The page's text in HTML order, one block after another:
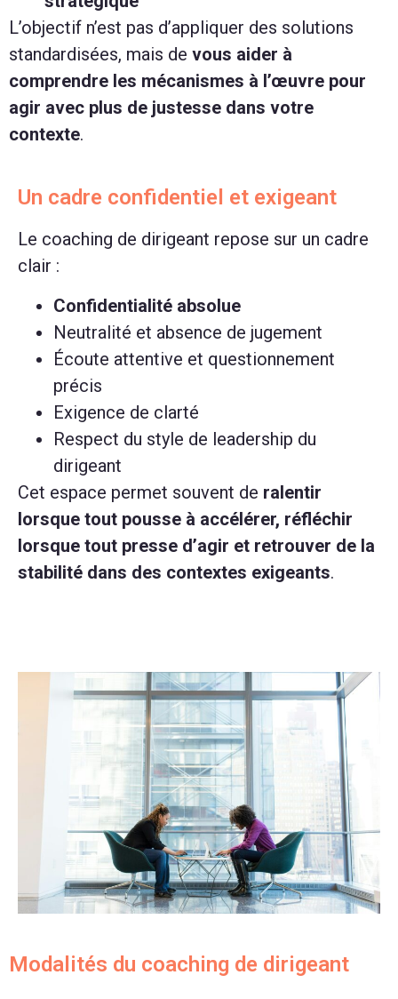
L’objectif n’est pas d’appliquer des solutions
standardisées, mais de vous aider à
comprendre les mécanismes à l’œuvre pour
agir avec plus de justesse dans votre
contexte.
Un cadre confidentiel et exigeant
Le coaching de dirigeant repose sur un cadre
clair :
Confidentialité absolue
Neutralité et absence de jugement
Écoute attentive et questionnement
précis
Exigence de clarté
Respect du style de leadership du
dirigeant
Cet espace permet souvent de ralentir
lorsque tout pousse à accélérer, réfléchir
lorsque tout presse d’agir et retrouver de la
stabilité dans des contextes exigeants.
Modalités du coaching de dirigeant